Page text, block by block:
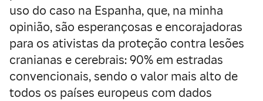
uso do caso na Espanha, que, na minha
opinião, são esperançosas e encorajadoras
para os ativistas da proteção contra lesões
cranianas e cerebrais: 90% em estradas
convencionais, sendo o valor mais alto de
todos os países europeus com dados